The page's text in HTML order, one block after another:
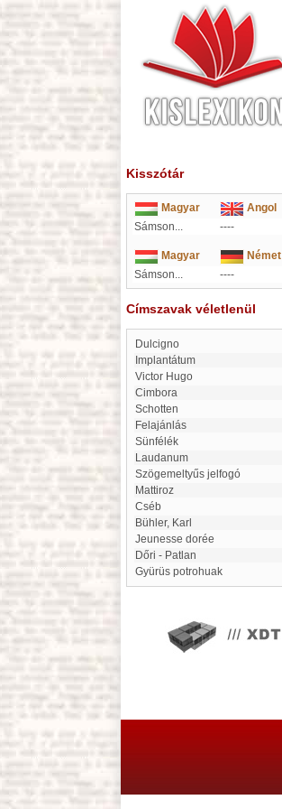
Kisszótár
Magyar
Angol
Sámson...
----
Magyar
Német
Sámson...
----
Címszavak véletlenül
Dulcigno
implantátum
Victor Hugo
Cimbora
Schotten
felajánlás
Sünfélék
Laudanum
szögemeltyűs jelfogó
mattiroz
Cséb
Bühler, Karl
jeunesse dorée
Dőri - Patlan
Gyürüs potrohuak